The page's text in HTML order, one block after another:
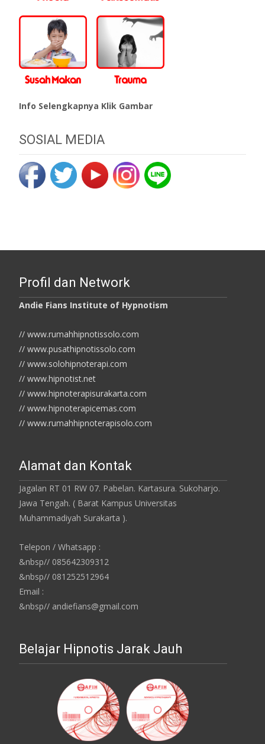
Info Selengkapnya Klik Gambar
SOSIAL MEDIA
Profil dan Network
Andie Fians Institute of Hypnotism
// www.rumahhipnotissolo.com
// www.pusathipnotissolo.com
// www.solohipnoterapi.com
// www.hipnotist.net
// www.hipnoterapisurakarta.com
// www.hipnoterapicemas.com
// www.rumahhipnoterapisolo.com
Alamat dan Kontak
Jagalan RT 01 RW 07. Pabelan. Kartasura. Sukoharjo.
Jawa Tengah. ( Barat Kampus Universitas
Muhammadiyah Surakarta ).
Telepon / Whatsapp :
&nbsp// 085642309312
&nbsp// 081252512964
Email :
&nbsp// andiefians@gmail.com
Belajar Hipnotis Jarak Jauh